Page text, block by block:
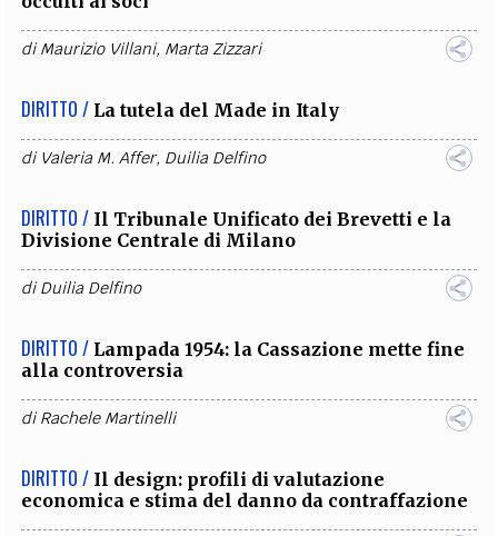
diMaurizio Villani, Marta Zizzari
DIRITTO / La tutela del Made in Italy
di Valeria M. Affer, Duilia Delfino
DIRITTO / Il Tribunale Unificato dei Brevetti e la
Divisione Centrale di Milano
diDuilia Delfino
DIRITTO / Lampada 1954: la Cassazione mette fine
alla controversia
diRachele Martinelli
DIRITTO / Il design: profili di valutazione
economica e stima del danno da contraffazione